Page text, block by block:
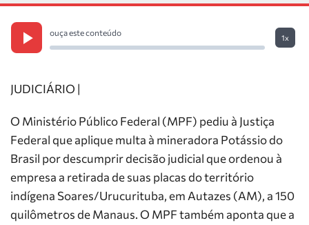
ouça este conteúdo
1x
JUDICIÁRIO |
O Ministério Público Federal (MPF) pediu à Justiça
Federal que aplique multa à mineradora Potássio do
Brasil por descumprir decisão judicial que ordenou à
empresa a retirada de suas placas do território
indígena Soares/Urucurituba, em Autazes (AM), a 150
quilômetros de Manaus. O MPF também aponta que a